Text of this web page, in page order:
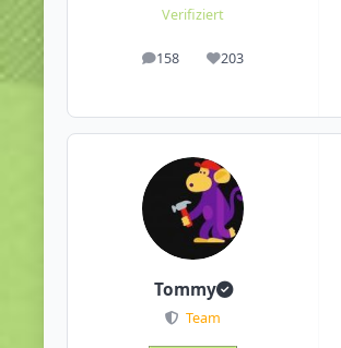
Verifiziert
158
Beiträge 203
Reputation
Tommy
Team